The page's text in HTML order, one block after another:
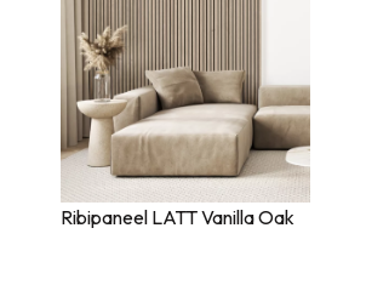
Ribipaneel LATT Vanilla Oak